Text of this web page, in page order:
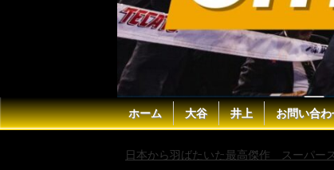
ホーム 大谷 井上 お問い合わ
日本から羽ばたいた最高傑作 スーパー